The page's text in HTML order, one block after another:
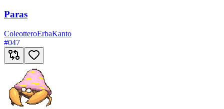
Paras
ColeotteroErbaKanto
#047